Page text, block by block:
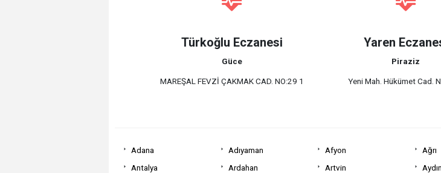
Türkoğlu Eczanesi
Güce
MAREŞAL FEVZİ ÇAKMAK CAD. NO:29 1
Yaren
Piraziz
Yeni Mah. Hükümet Cad.
Adana Adıyaman Afyon Ağrı
Antalya
Ardahan Artvin Aydın